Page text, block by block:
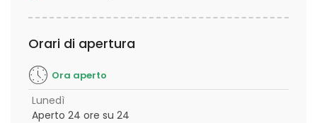
Orari di apertura
Ora aperto
Lunedì
Aperto 24 ore su 24